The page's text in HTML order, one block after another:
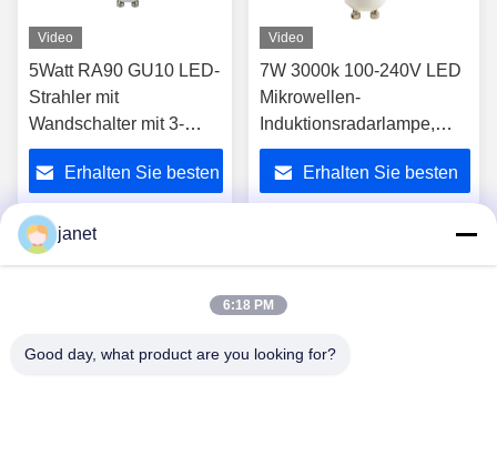
Video
5Watt RA90 GU10 LED-
Strahler mit
Wandschalter mit 3-
stufiger Dämpfung CE-
zertifiziert
Erhalten Sie besten
Video
7W 3000k 100-240V LED
Mikrowellen-
Induktionsradarlampe,
Korridor und Treppe
Kunststoffbeschichtete
Aluminium,
Breitspannungskonstante,
Erhalten Sie besten
janet
6:18 PM
Good day, what product are you looking for?